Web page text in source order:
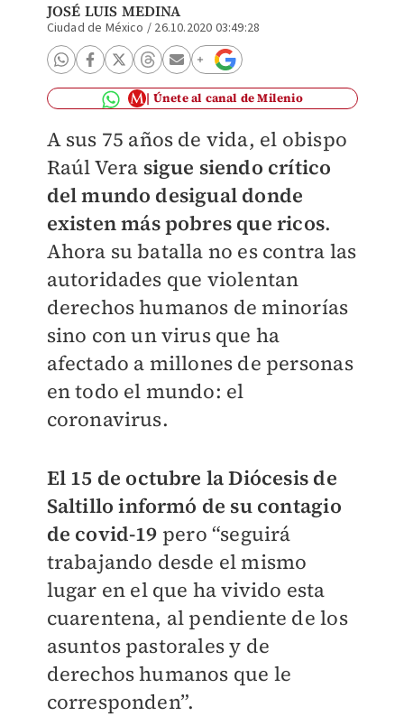
JOSÉ LUIS MEDINA
Ciudad de México / 26.10.2020 03:49:28
Únete al canal de Milenio
A sus 75 años de vida, el obispo
Raúl Vera sigue siendo crítico
del mundo desigual donde
existen más pobres que ricos.
Ahora su batalla no es contra las
autoridades que violentan
derechos humanos de minorías
sino con un virus que ha
afectado a millones de personas
en todo el mundo: el
coronavirus.
El 15 de octubre la Diócesis de
Saltillo informó de su contagio
de covid-19 pero “seguirá
trabajando desde el mismo
lugar en el que ha vivido esta
cuarentena, al pendiente de los
asuntos pastorales y de
derechos humanos que le
corresponden”.